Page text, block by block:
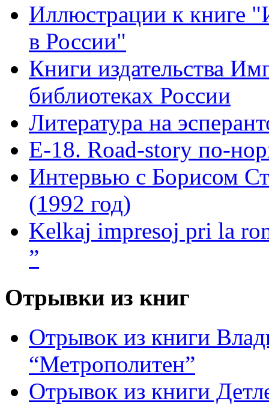
Иллюстрации к книге
в России"
Книги издательства
библиотеках России
Литература на
Е-18. Road-story по-
Интервью с Борисом
(1992 год)
Kelkaj impresoj pri la
”
Отрывки из книг
Отрывок из книги
“Метрополитен”
Отрывок из книги